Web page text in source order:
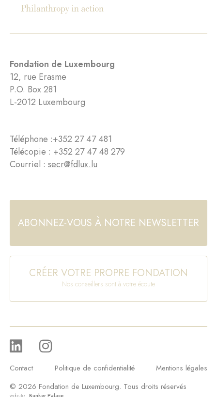
Fondation de Luxembourg
12, rue Erasme
P.O. Box 281
L-2012 Luxembourg
Téléphone :+352 27 47 481
Télécopie : +352 27 47 48 279
Courriel : secr@fdlux.lu
ABONNEZ-VOUS À NOTRE NEWSLETTER
CRÉER VOTRE PROPRE FONDATION
Nos conseillers sont à votre écoute
Contact Politique de confidentialité
Mentions légales
© 2026 Fondation de Luxembourg. Tous droits réservés
website : Bunker Palace